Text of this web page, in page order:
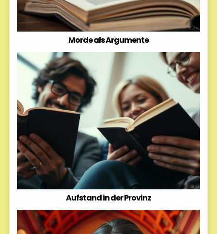
Morde als Argumente
Aufstand in der Provinz